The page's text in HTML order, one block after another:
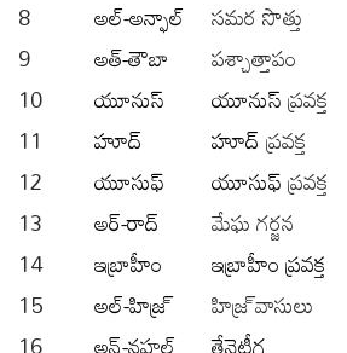
8
అల్-అన్ఫాల్ సమర సొత్తు
9
అత్-తౌబా పశ్చాత్తాపం
10
యూనుస్ యూనుస్ప్రవక్త
11
హూద్ హూద్ప్రవక్త
12
యూసుఫ్ యూసుఫ్ప్రవక్త
13
అర్-రాద్ మేఘ గర్జన
14
ఇబ్రాహీం ఇబ్రాహీం ప్రవక్త
15
అల్-హిజ్ర్ హిజ్ర్ వాసులు